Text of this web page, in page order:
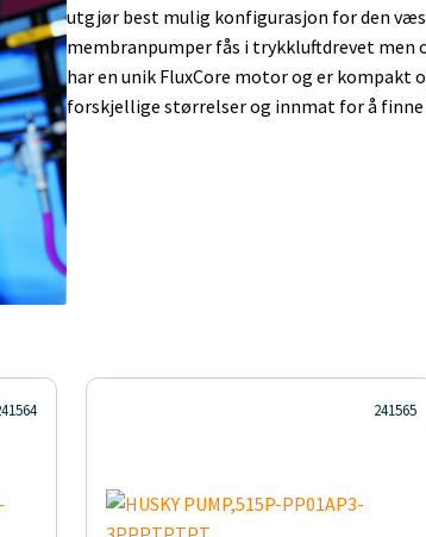
utgjør best mulig konfigurasjon for den
membranpumper fås i trykkluftdrevet men
har en unik FluxCore motor og er kompakt
forskjellige størrelser og innmat for å
241565